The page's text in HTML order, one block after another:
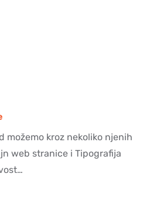
možemo kroz nekoliko njenih
web stranice i Tipografija